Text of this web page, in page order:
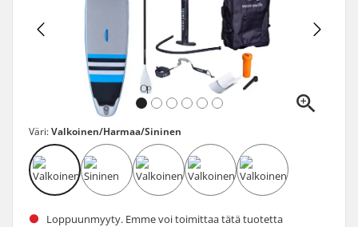
Väri:Valkoinen/Harmaa/Sininen
Loppuunmyyty. Emme voi toimittaa tätä tuotetta